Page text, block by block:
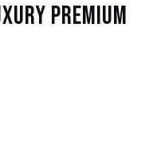
PREMIUM